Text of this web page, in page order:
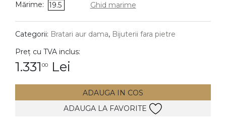
DIAMANTE Vezi toate
Cercei
Mărime: 19.5 Ghid marime
Categorii: Bratari aur dama, Bijuterii fara pietre
Preț cu TVA inclus:
1.331 00 Lei
ADAUGA IN COS
ADAUGA LA FAVORITE